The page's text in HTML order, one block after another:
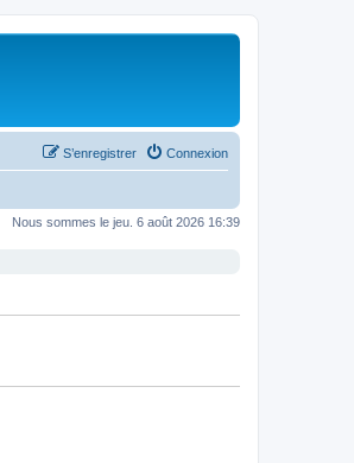
Connexion
S’enregistrer
Nous sommes le jeu. 6 août 2026 16:39